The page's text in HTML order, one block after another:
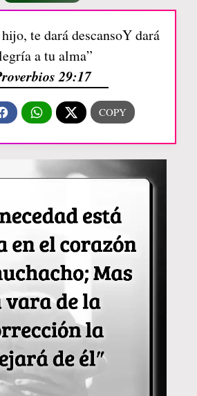
te dará descansoY dará
a tu alma”
29:17